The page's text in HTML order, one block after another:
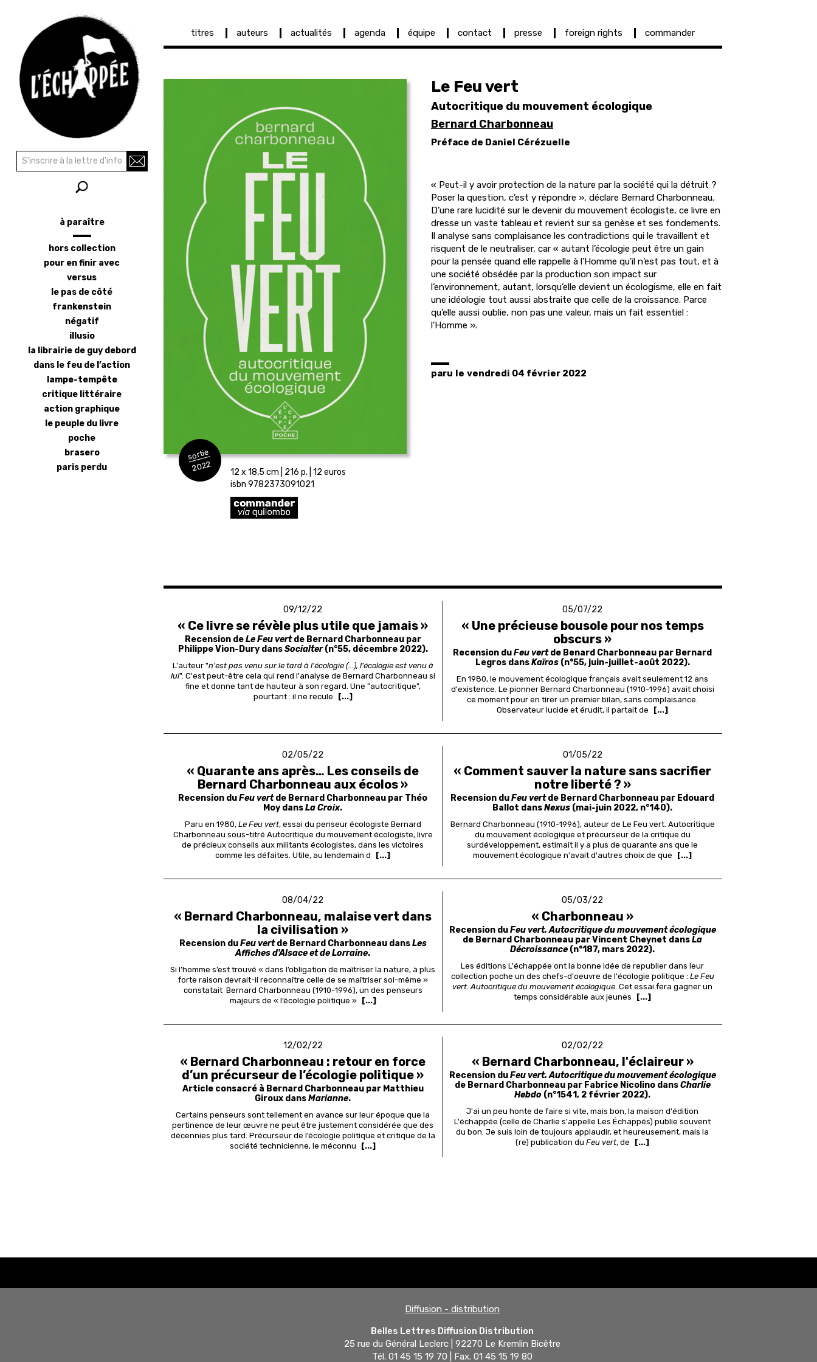
contenu
principal
principale
titres auteurs actualités agenda équipe contact presse foreign rights commander
sortie
2022
12 x 18,5 cm | 216 p. | 12 euros
isbn 9782373091021
Le Feu vert
Autocritique du mouvement écologique
Bernard Charbonneau
Préface de Daniel Cérézuelle
« Peut-il y avoir protection de la nature par la société qui la détruit ?
Poser la question, c’est y répondre », déclare Bernard Charbonneau.
D’une rare lucidité sur le devenir du mouvement écologiste, ce livre en
dresse un vaste tableau et revient sur sa genèse et ses fondements.
Il analyse sans complaisance les contradictions qui le travaillent et
risquent de le neutraliser, car « autant l’écologie peut être un gain
pour la pensée quand elle rappelle à l’Homme qu’il n’est pas tout, et à
une société obsédée par la production son impact sur
l’environnement, autant, lorsqu’elle devient un écologisme, elle en fait
une idéologie tout aussi abstraite que celle de la croissance. Parce
qu’elle aussi oublie, non pas une valeur, mais un fait essentiel :
l’Homme ».
paru le vendredi 04 février 2022
09/12/22
« Ce livre se révèle plus utile que jamais »
Recension deLe Feu vertde Bernard Charbonneau par
Philippe Vion-Dury dansSocialter(n°55, décembre 2022).
L'auteur "n'est pas venu sur le tard à l'écologie (...), l'écologie est venu à
lui". C'est peut-être cela qui rend l'analyse de Bernard Charbonneau si
fine et donne tant de hauteur à son regard. Une "autocritique",
pourtant : il ne recule
[...]
05/07/22
« Une précieuse bousole pour nos temps
obscurs »
Recension duFeu vertde Benard Charbonneau par Bernard
Legros dansKaïros (n°55, juin-juillet-août 2022).
En 1980, le mouvement écologique français avait seulement 12 ans
d'existence. Le pionner Bernard Charbonneau (1910-1996) avait choisi
ce moment pour en tirer un premier bilan, sans complaisance.
Observateur lucide et érudit, il partait de
[...]
02/05/22
« Quarante ans après… Les conseils de
Bernard Charbonneau aux écolos »
Recension duFeu vertde Bernard Charbonneau par Théo
Moy dansLa Croix.
Paru en 1980, Le Feu vert, essai du penseur écologiste Bernard
Charbonneau sous-titré Autocritique du mouvement écologiste, livre
de précieux conseils aux militants écologistes, dans les victoires
comme les défaites. Utile, au lendemain d
[...]
01/05/22
« Comment sauver la nature sans sacrifier
notre liberté ? »
Recension duFeu vertde Bernard Charbonneau par Edouard
Ballot dansNexus (mai-juin 2022, n°140).
Bernard Charbonneau (1910-1996), auteur de Le Feu vert. Autocritique
du mouvement écologique et précurseur de la critique du
surdéveloppement, estimait il y a plus de quarante ans que le
mouvement écologique n'avait d'autres choix de que
[...]
08/04/22
« Bernard Charbonneau, malaise vert dans
la civilisation »
Recension duFeu vertde Bernard Charbonneau dansLes
Affiches d'Alsace et de Lorraine.
Si l’homme s’est trouvé « dans l’obligation de maîtriser la nature, à plus
forte raison devrait-il reconnaître celle de se maîtriser soi-même »
constatait Bernard Charbonneau (1910-1996), un des penseurs
majeurs de « l’écologie politique »
[...]
05/03/22
« Charbonneau »
Recension duFeu vert. Autocritique du mouvement écologique
de Bernard Charbonneau par Vincent Cheynet dansLa
Décroissance (n°187, mars 2022).
Les éditions L'échappée ont la bonne idée de republier dans leur
collection poche un des chefs-d'oeuvre de l'écologie politique : Le Feu
vert. Autocritique du mouvement écologique . Cet essai fera gagner un
temps considérable aux jeunes
[...]
12/02/22
« Bernard Charbonneau : retour en force
d’un précurseur de l’écologie politique »
Article consacré à Bernard Charbonneau par Matthieu
Giroux dansMarianne.
Certains penseurs sont tellement en avance sur leur époque que la
pertinence de leur œuvre ne peut être justement considérée que des
décennies plus tard. Précurseur de l’écologie politique et critique de la
société technicienne, le méconnu
[...]
02/02/22
« Bernard Charbonneau, l'éclaireur »
Recension duFeu vert. Autocritique du mouvement écologique
de Bernard Charbonneau par Fabrice Nicolino dansCharlie
Hebdo (n°1541, 2 février 2022).
J'ai un peu honte de faire si vite, mais bon, la maison d'édition
L'échappée (celle de Charlie s'appelle Les Échappés) publie souvent
du bon. Je suis loin de toujours applaudir, et heureusement, mais la
(re) publication duFeu vert, de [...]
Rechercher
latéral
à paraître
hors collection
pour en finir avec
versus
le pas de côté
frankenstein
négatif
illusio
la librairie de guy debord
dans le feu de l’action
lampe-tempête
critique littéraire
action graphique
le peuple du livre
poche
brasero
paris perdu
Diffusion - distribution
Belles Lettres Diffusion Distribution
25 rue du Général Leclerc | 92270 Le Kremlin Bicêtre
Tél. 01 45 15 19 70 | Fax. 01 45 15 19 80